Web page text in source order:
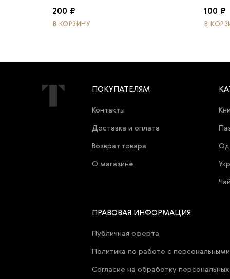
200 ₽
В КОРЗИНУ
100 ₽
В
ПОКУПАТЕЛЯМ
Контакты
Доставка и оплата
Возврат товара
О магазине
ПРАВОВАЯ ИНФОРМАЦИЯ
Публичная оферта
Политика по работе с
Согласие на обработку